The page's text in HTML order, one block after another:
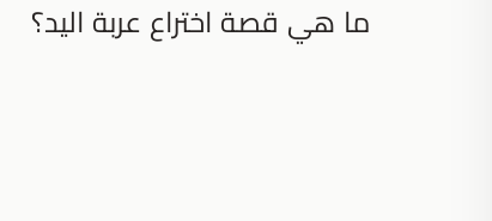
ما هي قصة اختراع عربة اليد؟